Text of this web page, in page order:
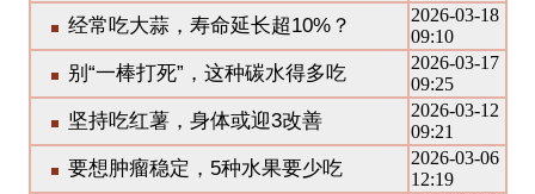
经常吃大蒜，寿命延长超10%？
2026-03-18
09:10
别“一棒打死”，这种碳水得多吃
2026-03-17
09:25
坚持吃红薯，身体或迎3改善
2026-03-12
09:21
要想肿瘤稳定，5种水果要少吃
2026-03-06
12:19